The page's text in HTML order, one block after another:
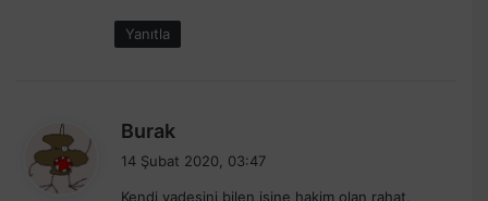
Yanıtla
Burak
14 Şubat 2020, 03:47
Kendi vadesini bilen işine hakim olan rahat,